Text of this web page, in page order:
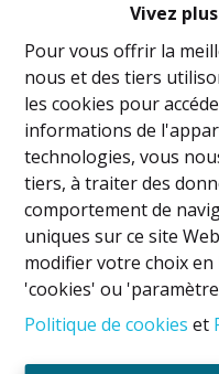
Vivez
Pour vous offrir la
nous et des tiers
les cookies pour
informations de
technologies, vous
tiers, à traiter des
comportement de
uniques sur ce site
modifier votre choix
'cookies' ou
Politique de cookies et
À Vendre
Titulaire
Agent immobilier